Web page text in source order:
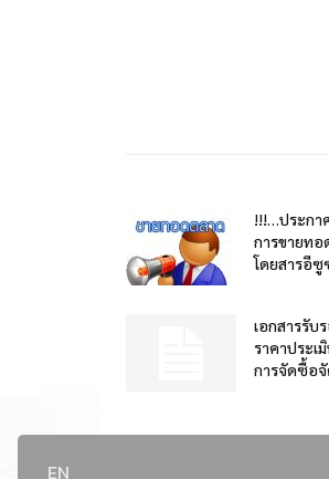
EN
!!!…ประกา
การขายทอ
โดยสารอีซู
เอกสารรับ
ราคาประเ
การจัดซื้อจั